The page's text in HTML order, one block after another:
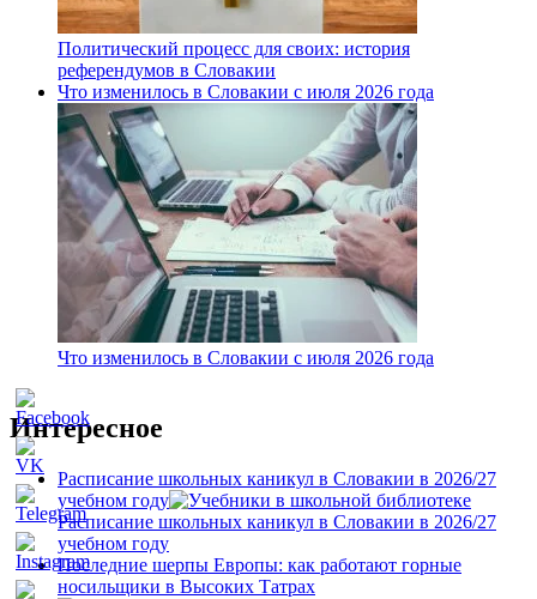
Политический процесс для своих: история
референдумов в Словакии
Что изменилось в Словакии с июля 2026 года
Что изменилось в Словакии с июля 2026 года
Интересное
Расписание школьных каникул в Словакии в 2026/27
учебном году
Расписание школьных каникул в Словакии в 2026/27
учебном году
Последние шерпы Европы: как работают горные
носильщики в Высоких Татрах